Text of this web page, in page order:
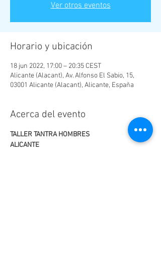
Ver otros eventos
Horario y ubicación
18 jun 2022, 17:00 – 20:35 CEST
Alicante (Alacant), Av. Alfonso El Sabio, 15,
03001 Alicante (Alacant), Alicante, España
Acerca del evento
TALLER TANTRA HOMBRES
ALICANTE